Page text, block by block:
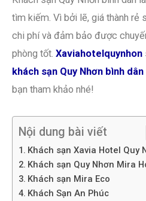
tìm kiếm. Vì bởi lẽ, giá thành
chi phí và đảm bảo được
phòng tốt. Xaviahotelquynhon
khách sạn Quy Nhơn bình dân
bạn tham khảo nhé!
Nội dung bài viết
Khách sạn Xavia Hotel Quy
Khách sạn Quy Nhơn Mira
Khách sạn Mira Eco
Khách Sạn An Phúc